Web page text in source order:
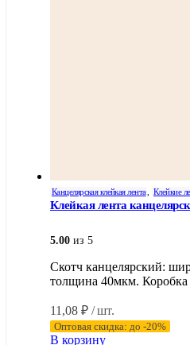
Канцелярская клейкая лента, Клейкие
Клейкая лента
5.00 из 5
Скотч канцелярский:
толщина 40мкм. Коробка
11,08 ₽ / шт.
Оптовая скидка: до -20%
В корзину